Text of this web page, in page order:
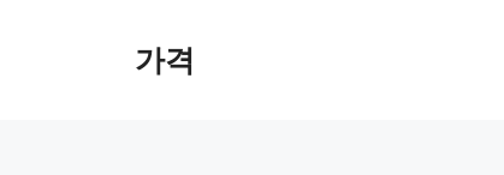
가격